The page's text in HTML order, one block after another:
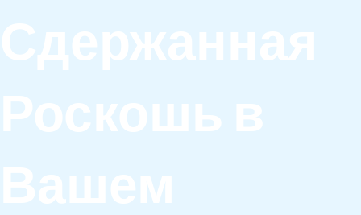
Сдержанная
Роскошь в
Вашем